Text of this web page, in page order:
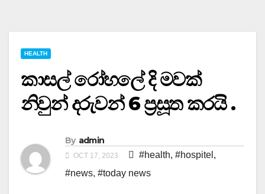
HEALTH
කාසල් රෝහලේ දි මවක්
නිවුන් දරුවන් 6 ප්‍රසූත කරයි .
By admin
OCT 17, 2023 #health, #hospitel ,
#news, #today news